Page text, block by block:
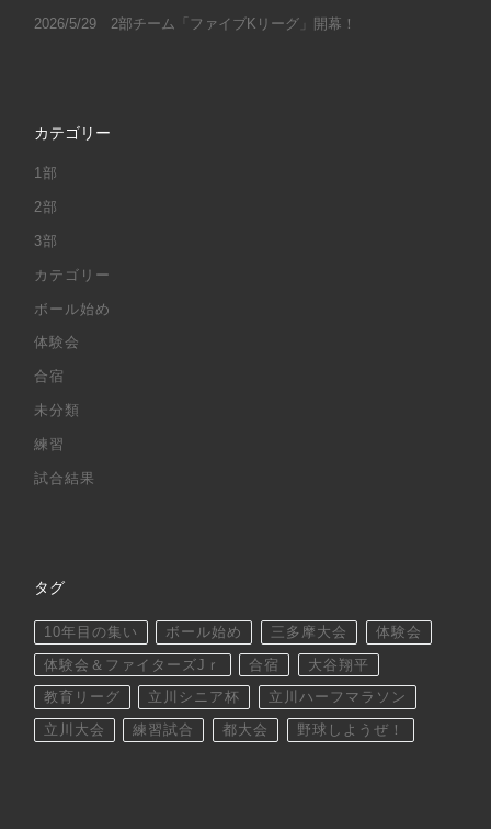
2026/5/29 2部チーム「ファイブKリーグ」開幕！
カテゴリー
1部
2部
3部
カテゴリー
ボール始め
体験会
合宿
未分類
練習
試合結果
タグ
10年目の集い ボール始め 三多摩大会 体験会
体験会＆ファイターズJｒ 合宿 大谷翔平
教育リーグ 立川シニア杯 立川ハーフマラソン
立川大会 練習試合 都大会 野球しようぜ！